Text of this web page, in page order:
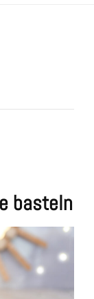
basteln